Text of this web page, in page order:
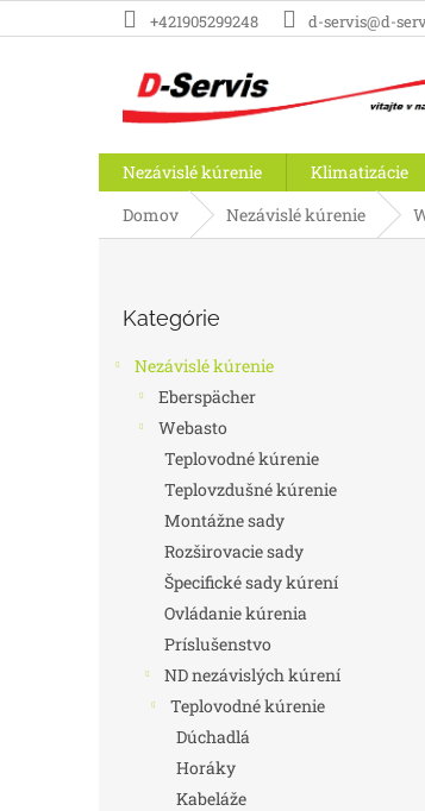
na
+421905299248 d-servis@d-
Nezávislé kúrenie Klimatizácie
Domov
Nezávislé kúrenie
kategórie
Kategórie
Nezávislé kúrenie
Eberspächer
Webasto
Teplovodné kúrenie
Teplovzdušné kúrenie
Montážne sady
Rozširovacie sady
Špecifické sady kúrení
Ovládanie kúrenia
Príslušenstvo
ND nezávislých kúrení
Teplovodné kúrenie
Dúchadlá
Horáky
Kabeláže